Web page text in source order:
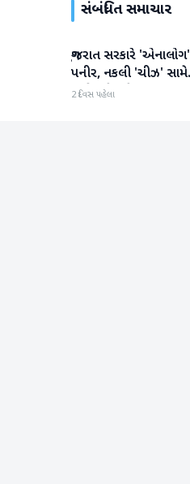
સંબંધિત સમાચાર
ગુજરાત
ગુજરાત સરકારે 'એનાલોગ'
પનીર, નકલી 'ચીઝ' સામે
કાર્યવાહી કરી
2 દિવસ પહેલા